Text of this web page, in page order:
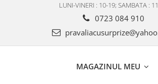
LUNI-VINERI : 10-19; SAMBATA :
0723 084 910
MAGAZINUL MEU